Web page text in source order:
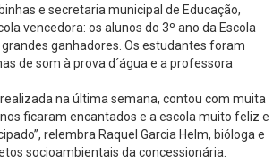
e secretaria municipal de Educação,
vencedora: os alunos do 3º ano da Escola
ganhadores. Os estudantes foram
de som à prova d´água e a professora
na última semana, contou com muita
ficaram encantados e a escola muito feliz e
relembra Raquel Garcia Helm, bióloga e
socioambientais da concessionária.